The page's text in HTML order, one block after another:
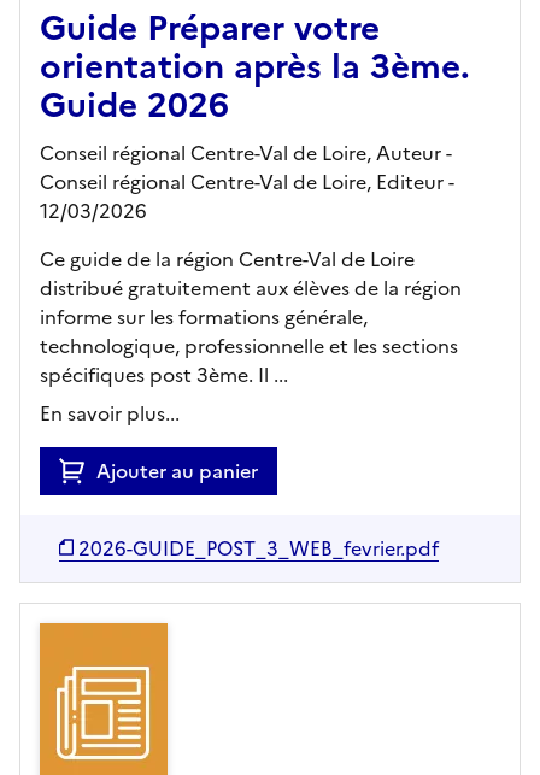
Guide Préparer votre
orientation après la 3ème.
Guide 2026
Conseil régional Centre-Val de Loire, Auteur -
Conseil régional Centre-Val de Loire, Editeur-
12/03/2026
Ce guide de la région Centre-Val de Loire
distribué gratuitement aux élèves de la région
informe sur les formations générale,
technologique, professionnelle et les sections
spécifiques post 3ème. Il ...
En savoir plus...
Ajouter au panier
2026-GUIDE_POST_3_WEB_fevrier.pdf